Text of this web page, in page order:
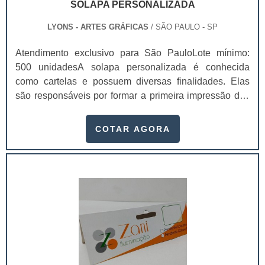
SOLAPA PERSONALIZADA
LYONS - ARTES GRÁFICAS / SÃO PAULO - SP
Atendimento exclusivo para São PauloLote mínimo:
500 unidadesA solapa personalizada é conhecida
como cartelas e possuem diversas finalidades. Elas
são responsáveis por formar a primeira impressão dos
possível aumentar as possibilidades de venda, visto
material. Contar com uma solapa é ainda melhor,
atrair ainda mais os possíveis clientes. É possível
as embalagens sejam repletas de qualidade e
sofisticação, sempre passando a melhor impressão
para as empresas e seus clientes.As solapas ainda
servem para diversos produtos e são fabricadas com
COTAR AGORA